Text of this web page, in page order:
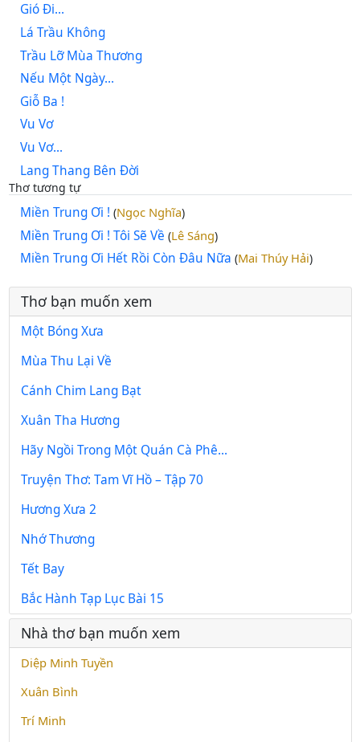
Gió Đi...
Lá Trầu Không
Trầu Lỡ Mùa Thương
Nếu Một Ngày...
Giỗ Ba !
Vu Vơ
Vu Vơ...
Lang Thang Bên Đời
Thơ tương tự
Miền Trung Ơi ! (Ngọc Nghĩa)
Miền Trung Ơi ! Tôi Sẽ Về (Lê Sáng)
Miền Trung Ơi Hết Rồi Còn Đâu Nữa (Mai Thúy Hải)
Thơ bạn muốn xem
Một Bóng Xưa
Mùa Thu Lại Về
Cánh Chim Lang Bạt
Xuân Tha Hương
Hãy Ngồi Trong Một Quán Cà Phê...
Truyện Thơ: Tam Vĩ Hồ – Tập 70
Hương Xưa 2
Nhớ Thương
Tết Bay
Bắc Hành Tạp Lục Bài 15
Nhà thơ bạn muốn xem
Diệp Minh Tuyền
Xuân Bình
Trí Minh